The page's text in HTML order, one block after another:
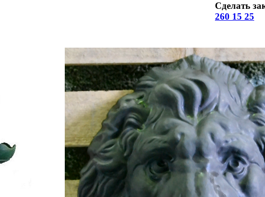
Сделать
260 15 25